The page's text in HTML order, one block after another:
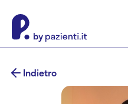
Indietro